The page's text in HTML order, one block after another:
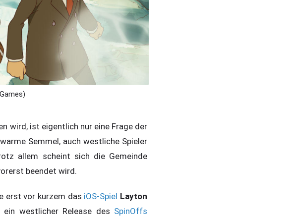
wird, ist eigentlich nur eine Frage der
Semmel, auch westliche Spieler
allem scheint sich die Gemeinde
beendet wird.
erst vor kurzem das iOS-Spiel Layton
westlicher Release des SpinOffs